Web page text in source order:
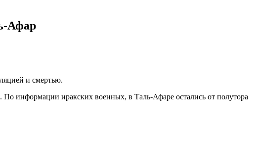
Афар
и смертью.
информации иракских военных, в Таль-Афаре остались от полутора